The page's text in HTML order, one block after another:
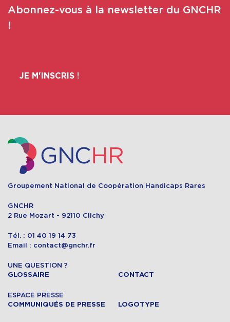
Abonnez-vous à la newsletter du GNCHR
!
JE M'INSCRIS !
Groupement National de Coopération Handicaps Rares
GNCHR
2 Rue Mozart - 92110 Clichy
Tél. : 01 40 19 14 73
Email : contact@gnchr.fr
UNE QUESTION ?
GLOSSAIRE CONTACT
ESPACE PRESSE
COMMUNIQUÉS DE PRESSE LOGOTYPE